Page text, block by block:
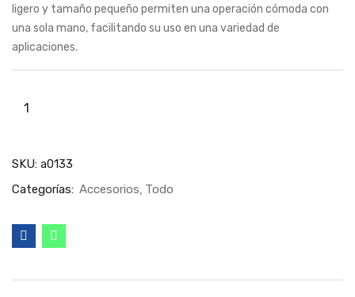
ligero y tamaño pequeño permiten una operación cómoda con
una sola mano, facilitando su uso en una variedad de
aplicaciones.
SKU: a0133
Categorías: Accesorios Todo